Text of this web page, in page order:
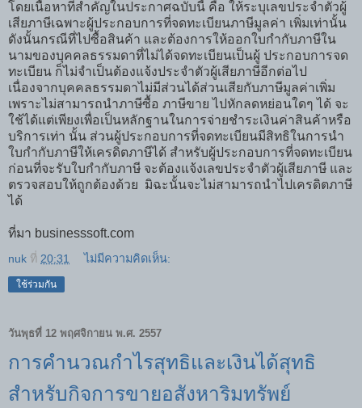
โดยเนื้อหาที่สำคัญในประกาศฉบับนี้ คือ ให้ระบุเลขประจำตัวผู้
เสียภาษีเฉพาะผู้ประกอบการที่จดทะเบียนภาษีมูลค่า เพิ่มเท่านั้น
ดังนั้นกรณีที่ไปซื้อสินค้า และต้องการให้ออกใบกำกับภาษีใน
นามของบุคคลธรรมดาที่ไม่ได้จดทะเบียนเป็นผู้ ประกอบการจด
ทะเบียน ก็ไม่จำเป็นต้องแจ้งประจำตัวผู้เสียภาษีอีกต่อไป
เนื่องจากบุคคลธรรมดาไม่มีส่วนได้ส่วนเสียกับภาษีมูลค่าเพิ่ม
เพราะไม่สามารถนำภาษีซื้อ ภาษีขาย ไปหักลดหย่อนใดๆ ได้ จะ
ใช้ได้แต่เพียงเพื่อเป็นหลักฐานในการจ่ายชำระเงินค่าสินค้าหรือ
บริการเท่า นั้น ส่วนผู้ประกอบการที่จดทะเบียนมีสิทธิในการนำ
ใบกำกับภาษีให้เครดิตภาษีได้ สำหรับผู้ประกอบการที่จดทะเบียน
ก่อนที่จะรับใบกำกับภาษี จะต้องแจ้งเลขประจำตัวผู้เสียภาษี และ
ตรวจสอบให้ถูกต้องด้วย มิฉะนั้นจะไม่สามารถนำไปเครดิตภาษี
ได้
ที่มา businesssoft.com
nuk ที่ 20:31 ไม่มีความคิดเห็น:
ใช้ร่วมกัน
วันพุธที่ 12 พฤศจิกายน พ.ศ. 2557
การคำนวณกำไรสุทธิและเงินได้สุทธิ
สำหรับกิจการขายอสังหาริมทรัพย์